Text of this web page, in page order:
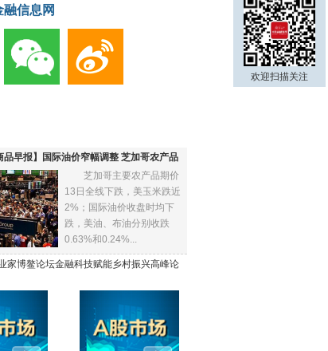
信息网
品早报】国际油价窄幅调整 芝加哥农产品
芝加哥主要农产品期价
13日全线下跌，美玉米跌近
2%；国际油价收盘时均下
跌，美油、布油分别收跌
0.63%和0.24%...
家博鳌论坛金融科技赋能乡村振兴高峰论
欢迎扫描关注